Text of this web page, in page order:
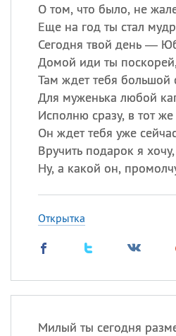
О том, что было, не
Еще на год ты стал
Сегодня твой день —
Домой иди ты
Там ждет тебя большой
Для муженька любой
Исполню сразу, в тот же
Он ждет тебя уже
Вручить подарок я хочу,
Ну, а какой он,
Открытка
Милый ты сегодня